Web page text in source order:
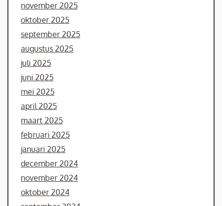
november 2025
oktober 2025
september 2025
augustus 2025
juli 2025
juni 2025
mei 2025
april 2025
maart 2025
februari 2025
januari 2025
december 2024
november 2024
oktober 2024